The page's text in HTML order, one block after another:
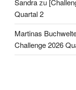
Sandrazu
Quartal 2
Martinas
Challenge 2026